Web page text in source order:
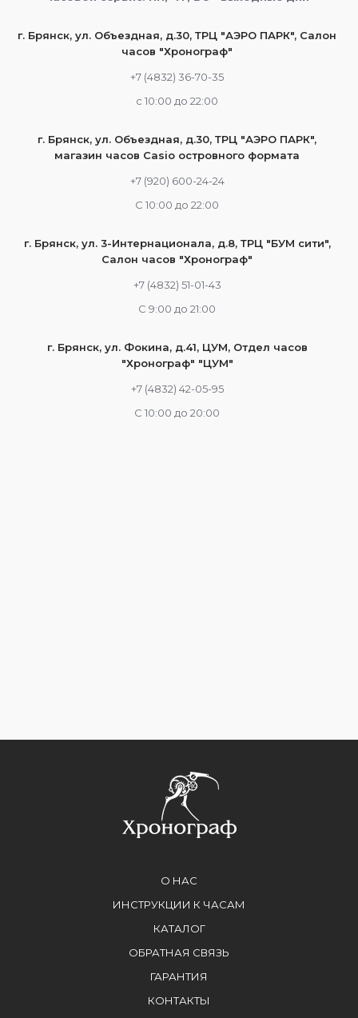
г. Брянск, ул. Объездная, д.30, ТРЦ "АЭРО ПАРК", Салон
часов "Хронограф"
+7 (4832) 36-70-35
c 10:00 до 22:00
г. Брянск, ул. Объездная, д.30, ТРЦ "АЭРО ПАРК",
магазин часов Casio островного формата
+7 (920) 600-24-24
С 10:00 до 22:00
г. Брянск, ул. 3-Интернационала, д.8, ТРЦ "БУМ сити",
Салон часов "Хронограф"
+7 (4832) 51-01-43
С 9:00 до 21:00
г. Брянск, ул. Фокина, д.41, ЦУМ, Отдел часов
"Хронограф" "ЦУМ"
+7 (4832) 42-05-95
С 10:00 до 20:00
О НАС
ИНСТРУКЦИИ К ЧАСАМ
КАТАЛОГ
ОБРАТНАЯ СВЯЗЬ
ГАРАНТИЯ
КОНТАКТЫ